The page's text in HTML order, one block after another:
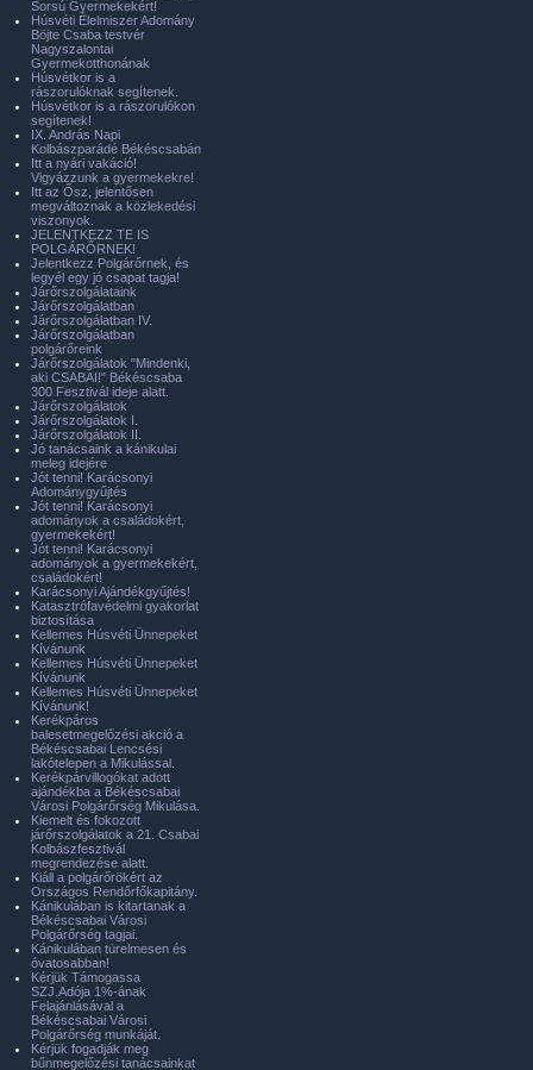
Sorsú Gyermekekért!
Húsvéti Élelmiszer Adomány
Böjte Csaba testvér
Nagyszalontai
Gyermekotthonának
Húsvétkor is a
rászorulóknak segítenek.
Húsvétkor is a rászorulókon
segítenek!
IX. András Napi
Kolbászparádé Békéscsabán
Itt a nyári vakáció!
Vigyázzunk a gyermekekre!
Itt az Ősz, jelentősen
megváltoznak a közlekedési
viszonyok.
JELENTKEZZ TE IS
POLGÁRŐRNEK!
Jelentkezz Polgárőrnek, és
legyél egy jó csapat tagja!
Járőrszolgálataink
Járőrszolgálatban
Járőrszolgálatban IV.
Járőrszolgálatban
polgárőreink
Járőrszolgálatok "Mindenki,
aki CSABAI!" Békéscsaba
300 Fesztivál ideje alatt.
Járőrszolgálatok
Járőrszolgálatok I.
Járőrszolgálatok II.
Jó tanácsaink a kánikulai
meleg idejére
Jót tenni! Karácsonyi
Adománygyűjtés
Jót tenni! Karácsonyi
adományok a családokért,
gyermekekért!
Jót tenni! Karácsonyi
adományok a gyermekekért,
családokért!
Karácsonyi Ajándékgyűjtés!
Katasztrófavédelmi gyakorlat
biztosítása
Kellemes Húsvéti Ünnepeket
Kívánunk
Kellemes Húsvéti Ünnepeket
Kívánunk
Kellemes Húsvéti Ünnepeket
Kívánunk!
Kerékpáros
balesetmegelőzési akció a
Békéscsabai Lencsési
lakótelepen a Mikulással.
Kerékpárvillogókat adott
ajándékba a Békéscsabai
Városi Polgárőrség Mikulása.
Kiemelt és fokozott
járőrszolgálatok a 21. Csabai
Kolbászfesztivál
megrendezése alatt.
Kiáll a polgárőrökért az
Országos Rendőrfőkapitány.
Kánikulában is kitartanak a
Békéscsabai Városi
Polgárőrség tagjai.
Kánikulában türelmesen és
óvatosabban!
Kérjük Támogassa
SZJ.Adója 1%-ának
Felajánlásával a
Békéscsabai Városi
Polgárőrség munkáját.
Kérjük fogadják meg
bűnmegelőzési tanácsainkat